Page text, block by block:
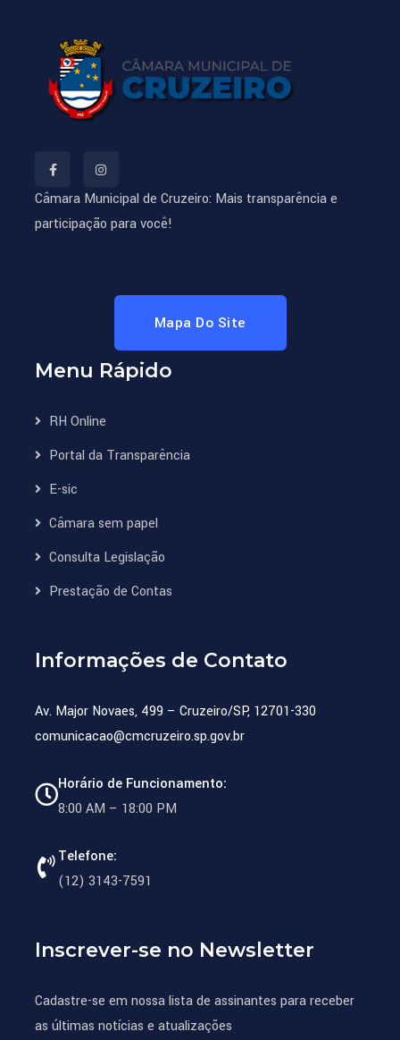
Câmara Municipal de Cruzeiro: Mais transparência e
participação para você!
Mapa Do Site
Menu Rápido
RH Online
Portal da Transparência
E-sic
Câmara sem papel
Consulta Legislação
Prestação de Contas
Informações de Contato
Av. Major Novaes, 499 – Cruzeiro/SP, 12701-330
comunicacao@cmcruzeiro.sp.gov.br
Horário de Funcionamento:
8:00 AM – 18:00 PM
Telefone:
(12) 3143-7591
Inscrever-se no Newsletter
Cadastre-se em nossa lista de assinantes para receber
as últimas notícias e atualizações